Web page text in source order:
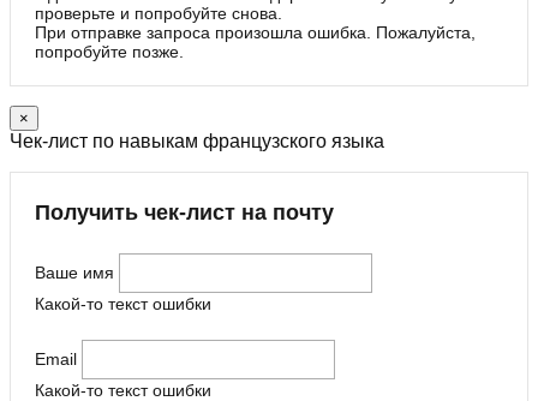
проверьте и попробуйте снова.
При отправке запроса произошла ошибка. Пожалуйста,
попробуйте позже.
×
Чек-лист по навыкам французского языка
Получить чек-лист на почту
Ваше имя
Какой-то текст ошибки
Email
Какой-то текст ошибки